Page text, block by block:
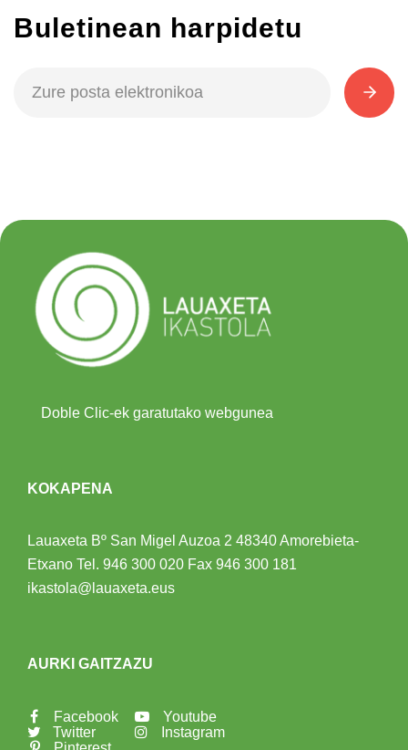
Buletinean harpidetu
Doble Clic-ek garatutako webgunea
KOKAPENA
Lauaxeta Bº San Migel Auzoa 2 48340 Amorebieta-
Etxano Tel. 946 300 020 Fax 946 300 181
ikastola@lauaxeta.eus
AURKI GAITZAZU
Facebook
Twitter
Youtube
Instagram